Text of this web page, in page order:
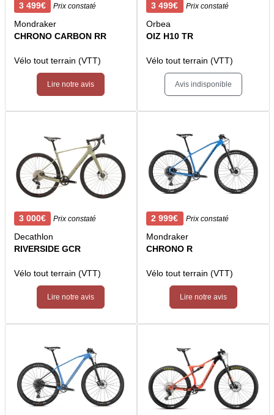
3 499€ Prix constaté
Mondraker
CHRONO CARBON RR
Vélo tout terrain (VTT)
Lire notre avis
3 499€ Prix constaté
Orbea
OIZ H10 TR
Vélo tout terrain (VTT)
Avis indisponible
3 000€ Prix constaté
Decathlon
RIVERSIDE GCR
Vélo tout terrain (VTT)
Lire notre avis
2 999€ Prix constaté
Mondraker
CHRONO R
Vélo tout terrain (VTT)
Lire notre avis